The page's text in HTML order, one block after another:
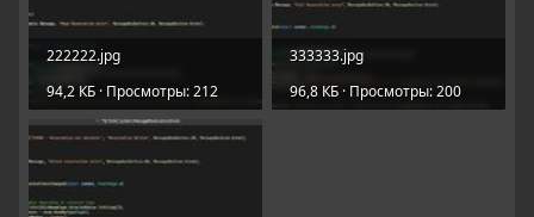
222222.jpg
94,2 КБ · Просмотры: 212
333333.jpg
96,8 КБ · Просмотры: 200